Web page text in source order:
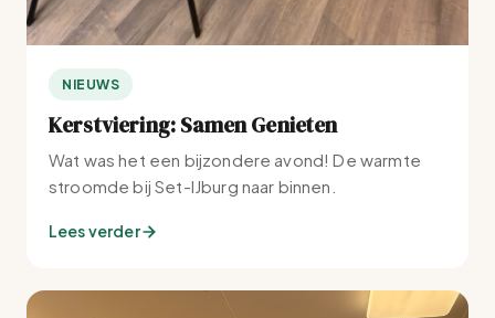
NIEUWS
Kerstviering: Samen Genieten
Wat was het een bijzondere avond! De warmte
stroomde bij Set-IJburg naar binnen.
Lees verder